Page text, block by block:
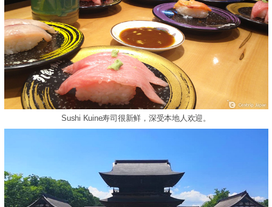
Sushi Kuine寿司很新鲜，深受本地人欢迎。